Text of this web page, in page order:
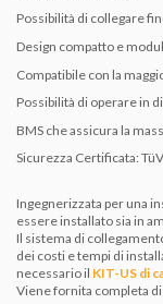
Possibilità di collegare
Design compatto e
Compatibile con la
Possibilità di operare in
BMS che assicura la
Sicurezza Certificata:
Ingegnerizzata per una
essere installato sia in
Il sistema di
dei costi e tempi di
necessario il KIT-US di
Viene fornita completa